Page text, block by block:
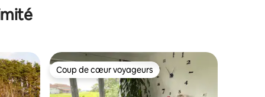
Coup de cœur voyageurs
Coup de cœur voyageurs